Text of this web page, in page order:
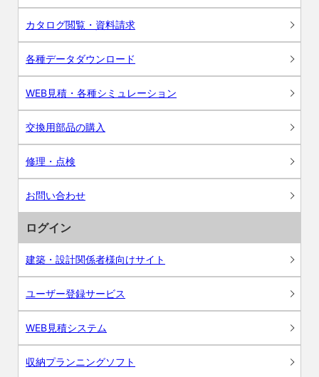
カタログ閲覧・資料請求
各種データダウンロード
WEB見積・各種シミュレーション
交換用部品の購入
修理・点検
お問い合わせ
ログイン
建築・設計関係者様向けサイト
ユーザー登録サービス
WEB見積システム
収納プランニングソフト